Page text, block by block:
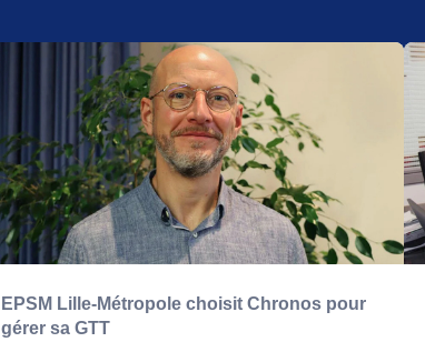
EPSM Lille-Métropole choisit Chronos pour
gérer sa GTT